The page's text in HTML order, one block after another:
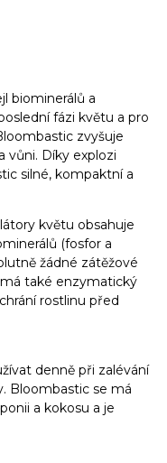
biominerálů a
fázi květu a pro
zvyšuje
vůni. Díky explozi
silné, kompaktní a
květu obsahuje
(fosfor a
žádné zátěžové
také enzymatický
rostlinu před
denně při zalévání
Bloombastic se má
a kokosu a je